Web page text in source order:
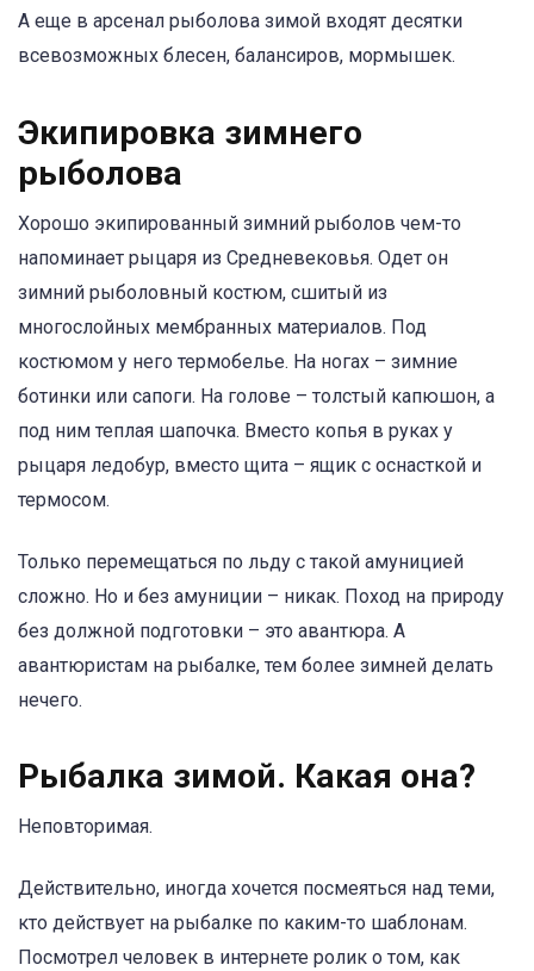
А еще в арсенал рыболова зимой входят десятки
всевозможных блесен, балансиров, мормышек.
Экипировка зимнего
рыболова
Хорошо экипированный зимний рыболов чем-то
напоминает рыцаря из Средневековья. Одет он
зимний рыболовный костюм, сшитый из
многослойных мембранных материалов. Под
костюмом у него термобелье. На ногах – зимние
ботинки или сапоги. На голове – толстый капюшон, а
под ним теплая шапочка. Вместо копья в руках у
рыцаря ледобур, вместо щита – ящик с оснасткой и
термосом.
Только перемещаться по льду с такой амуницией
сложно. Но и без амуниции – никак. Поход на природу
без должной подготовки – это авантюра. А
авантюристам на рыбалке, тем более зимней делать
нечего.
Рыбалка зимой. Какая она?
Неповторимая.
Действительно, иногда хочется посмеяться над теми,
кто действует на рыбалке по каким-то шаблонам.
Посмотрел человек в интернете ролик о том, как